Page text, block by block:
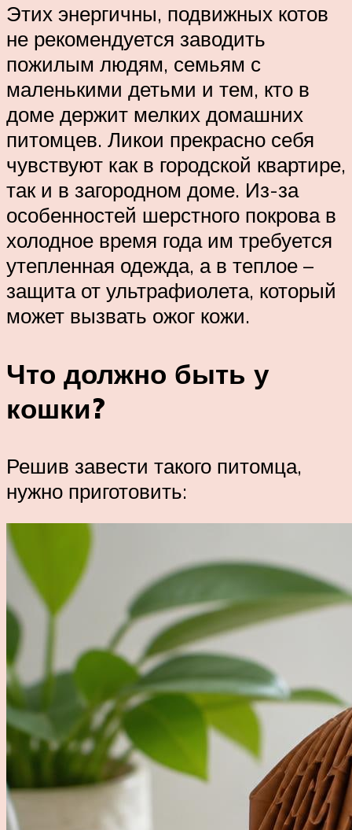
Этих энергичны, подвижных котов
не рекомендуется заводить
пожилым людям, семьям с
маленькими детьми и тем, кто в
доме держит мелких домашних
питомцев. Ликои прекрасно себя
чувствуют как в городской квартире,
так и в загородном доме. Из-за
особенностей шерстного покрова в
холодное время года им требуется
утепленная одежда, а в теплое –
защита от ультрафиолета, который
может вызвать ожог кожи.
Что должно быть у
кошки?
Решив завести такого питомца,
нужно приготовить: